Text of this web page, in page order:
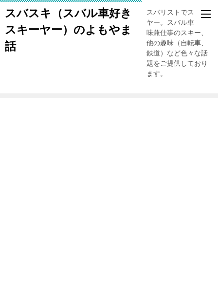
スバスキ（スバル車好き
スキーヤー）のよもやま
話
スバリストでスキー
ヤー。スバル車、趣
味兼仕事のスキー、
他の趣味（自転車、
鉄道）など色々な話
題をご提供しており
ます。